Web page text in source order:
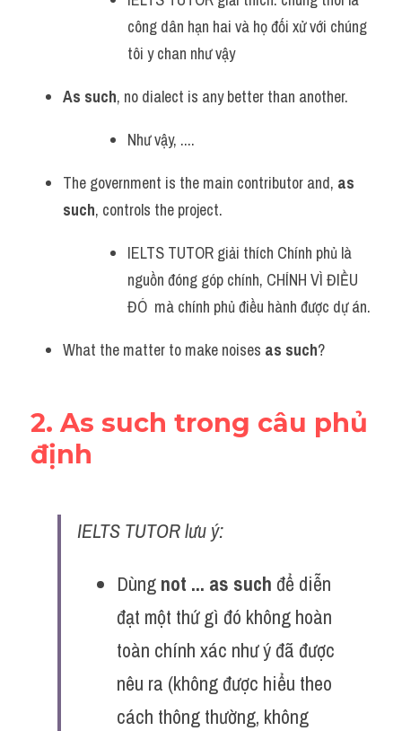
công dân hạn hai và họ đối xử với chúng
tôi y chan như vậy
As such, no dialect is any better than another.
Như vậy, ....
The government is the main contributor and, as
such, controls the project.
IELTS TUTOR giải thích Chính phủ là
nguồn đóng góp chính, CHÍNH VÌ ĐIỀU
ĐÓ  mà chính phủ điều hành được dự án.
What the matter to make noises as such?
2. As such trong câu phủ
định
IELTS TUTOR lưu ý:
Dùng not ... as such để diễn
đạt một thứ gì đó không hoàn
toàn chính xác như ý đã được
nêu ra (không được hiểu theo
cách thông thường, không